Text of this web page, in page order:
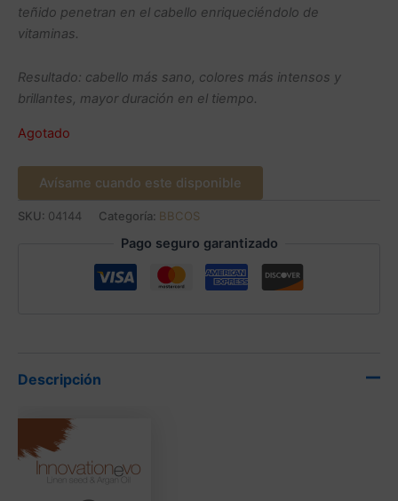
teñido penetran en el cabello enriqueciéndolo de
vitaminas.
Resultado: cabello más sano, colores más intensos y
brillantes, mayor duración en el tiempo.
Agotado
Avísame cuando este disponible
SKU: 04144 Categoría: BBCOS
Pago seguro garantizado
Descripción